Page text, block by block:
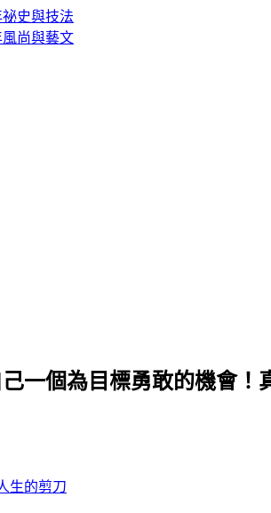
史與技法
尚與藝文
一個為目標勇敢的機會
生的剪刀